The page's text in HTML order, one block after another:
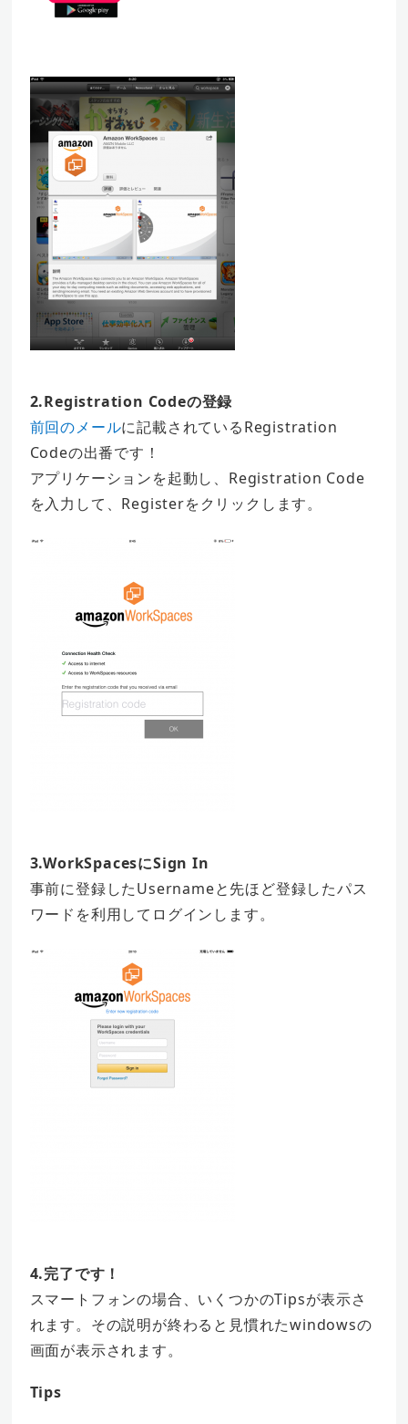
2.Registration Codeの登録
前回のメールに記載されているRegistration
Codeの出番です！
アプリケーションを起動し、Registration Code
を入力して、Registerをクリックします。
3.WorkSpacesにSign In
事前に登録したUsernameと先ほど登録したパス
ワードを利用してログインします。
4.完了です！
スマートフォンの場合、いくつかのTipsが表示さ
れます。その説明が終わると見慣れたwindowsの
画面が表示されます。
Tips